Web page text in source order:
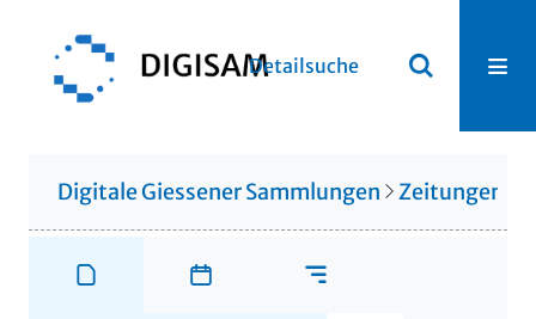
Detailsuche
Digitale Giessener Sammlungen Zeitungen